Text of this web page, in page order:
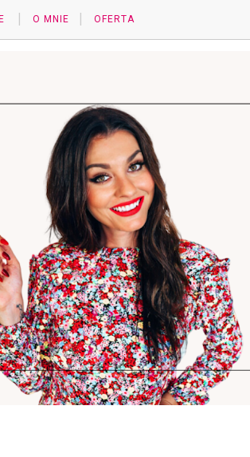
O MNIE OFERTA